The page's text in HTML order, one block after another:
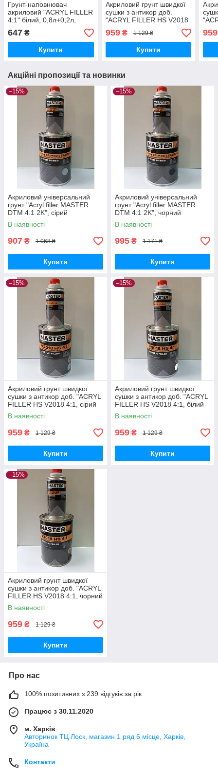
Грунт-наповнювач
акриловий "ACRYL FILLER
4:1" білий, 0,8л+0,2л,
TROTON
647 ₴
Купити
Акриловий грунт швидкої
сушки з антикор доб.
"ACRYL FILLER HS V2018
4:1, чорний Anticorrosive
Rapid Drying" TROTON
Master
959₴ 1 129 ₴
Купити
4:1,
959
Акційні пропозиції та новинки
–15%
Акриловий універсальний
грунт "Acryl filler MASTER
DTM 4:1 2K", сірий
(0,80л+0,20л), TROTON
Master
В наявності
907 ₴ 1 068 ₴
Купити
–15%
Акриловий універсальний
грунт "Acryl filler MASTER
DTM 4:1 2K", чорний
(0,80л+0,20л), TROTON
Master
В наявності
995 ₴ 1 171 ₴
Купити
–15%
Акриловий грунт швидкої
сушки з антикор доб. "ACRYL
FILLER HS V2018 4:1, сірий
Anticorrosive Rapid Drying"
TROTON Master
В наявності
959 ₴ 1 129 ₴
Купити
–15%
Акриловий грунт швидкої
сушки з антикор доб. "ACRYL
FILLER HS V2018 4:1, білий
Anticorrosive Rapid Drying"
TROTON Master
В наявності
959 ₴ 1 129 ₴
Купити
–15%
Акриловий грунт швидкої
сушки з антикор доб. "ACRYL
FILLER HS V2018 4:1, чорний
Anticorrosive Rapid Drying"
TROTON Master
В наявності
959 ₴ 1 129 ₴
Купити
Про нас
100% позитивних з 239 відгуків за рік
Працює з 30.11.2020
м. Харків
Авторинок ТЦ Лоск, магазин 1 ряд 6 місце, Харків,
Україна
Контакти